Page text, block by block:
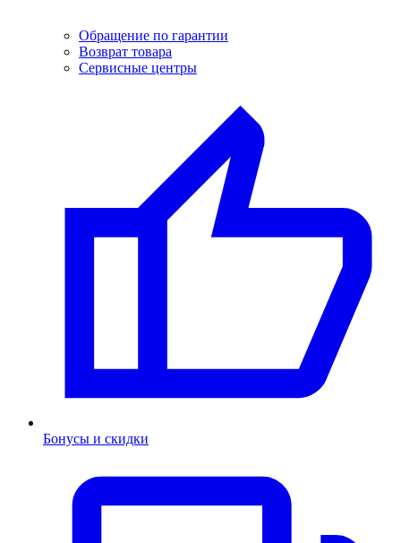
Обращение по гарантии
Возврат товара
Сервисные центры
Бонусы и скидки